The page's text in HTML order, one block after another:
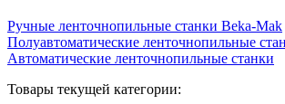
Ручные ленточнопильные станки Beka-Mak
Полуавтоматические ленточнопильные
Автоматические ленточнопильные станки
Товары текущей категории: